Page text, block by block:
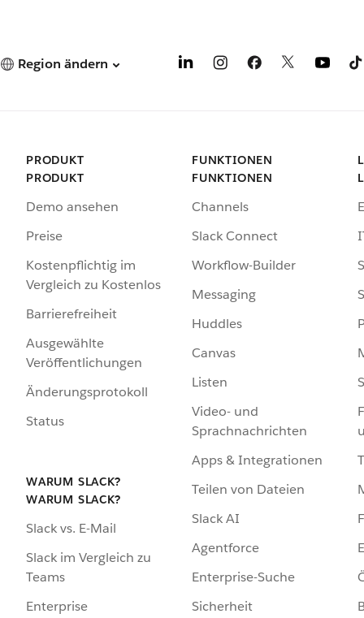
Region ändern
PRODUKT
PRODUKT
Demo ansehen
Preise
Kostenpflichtig im
Vergleich zu Kostenlos
Barrierefreiheit
Ausgewählte
Veröffentlichungen
Änderungsprotokoll
Status
WARUM SLACK?
WARUM SLACK?
Slack vs. E-Mail
Slack im Vergleich zu
Teams
Enterprise
FUNKTIONEN
FUNKTIONEN
Channels
Slack Connect
Workflow-Builder
Messaging
Huddles
Canvas
Listen
Video- und
Sprachnachrichten
Apps & Integrationen
Teilen von Dateien
Slack AI
Agentforce
Enterprise-Suche
Sicherheit